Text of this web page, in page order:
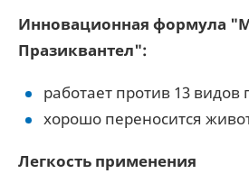
Инновационная формула
Празиквантел":
работает против 13 видов
хорошо переносится
Легкость применения